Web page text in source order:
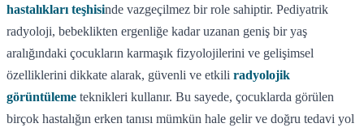
hastalıkları teşhisinde vazgeçilmez bir role sahiptir. Pediyatrik
radyoloji, bebeklikten ergenliğe kadar uzanan geniş bir yaş
aralığındaki çocukların karmaşık fizyolojilerini ve gelişimsel
özelliklerini dikkate alarak, güvenli ve etkili radyolojik
görüntüleme teknikleri kullanır. Bu sayede, çocuklarda görülen
birçok hastalığın erken tanısı mümkün hale gelir ve doğru tedavi yol